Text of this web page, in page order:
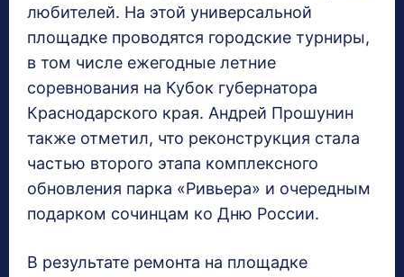
любителей. На этой универсальной
площадке проводятся городские турниры,
в том числе ежегодные летние
соревнования на Кубок губернатора
Краснодарского края. Андрей Прошунин
также отметил, что реконструкция стала
частью второго этапа комплексного
обновления парка «Ривьера» и очередным
подарком сочинцам ко Дню России.
В результате ремонта на площадке